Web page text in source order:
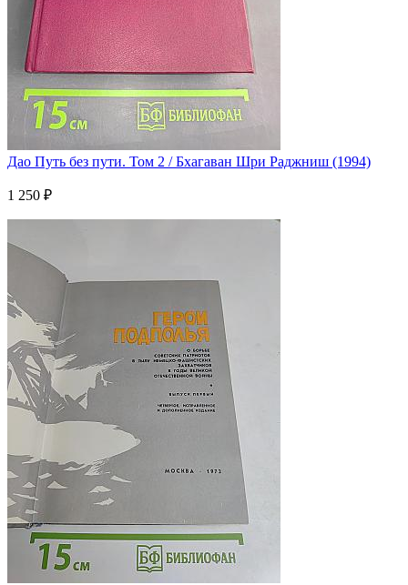
Дао Путь без пути. Том 2 / Бхагаван Шри Раджниш (1994)
1 250 ₽